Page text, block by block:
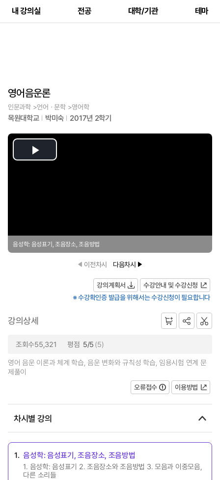
내 강의실 전공 대학/기관 테마
영어음운론
인문과학 >언어ㆍ문학 >영어학
목원대학교 박미숙 2017년 2학기
Play
음성학: 음성표기, 조음장소, 조음방법
이전차시 다음차시
강의계획서
수강안내 및 수강신청
※ 수강확인증 발급을 위해서는 수강신청이 필요합니다
강의상세
조회수55,321 평점 5/5 (5)
영어 음운 이론과 체계 학습, 음운 변화와 규칙성 학습, 임용시험 연계 문
제풀이
오류접수
이용방법
차시별 강의
1. 음성학: 음성표기, 조음장소, 조음방법
1. 음성학: 음성표기 2. 조음장소와 조음방법 3. 모음과 이중모음,
다른 소리들